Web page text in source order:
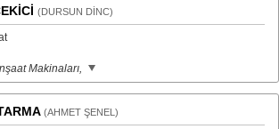
(DURSUN DİNC)
Makinaları,
(AHMET ŞENEL)